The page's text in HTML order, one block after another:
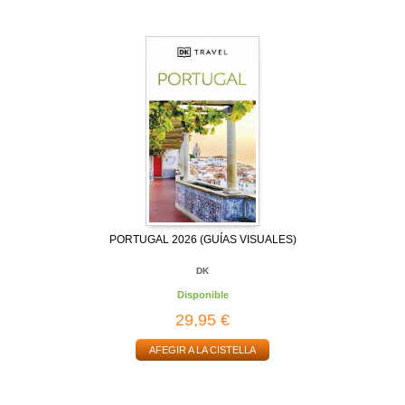
PORTUGAL 2026 (GUÍAS VISUALES)
DK
Disponible
29,95 €
AFEGIR A LA CISTELLA